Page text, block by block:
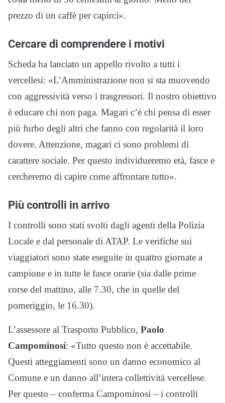
prezzo di un caffè per capirci».
Cercare di comprendere i motivi
Scheda ha lanciato un appello rivolto a tutti i
vercellesi: «L’Amministrazione non si sta muovendo
con aggressività verso i trasgressori. Il nostro obiettivo
è educare chi non paga. Magari c’è chi pensa di esser
più furbo degli altri che fanno con regolarità il loro
dovere. Attenzione, magari ci sono problemi di
carattere sociale. Per questo individueremo età, fasce e
cercheremo di capire come affrontare tutto».
Più controlli in arrivo
I controlli sono stati svolti dagli agenti della Polizia
Locale e dal personale di ATAP. Le verifiche sui
viaggiatori sono state eseguite in quattro giornate a
campione e in tutte le fasce orarie (sia dalle prime
corse del mattino, alle 7.30, che in quelle del
pomeriggio, le 16.30).
L’assessore al Trasporto Pubblico, Paolo
Campominosi: «Tutto questo non è accettabile.
Questi atteggiamenti sono un danno economico al
Comune e un danno all’intera collettività vercellese.
Per questo – conferma Campominosi – i controlli